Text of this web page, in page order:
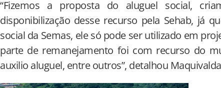
“Fizemos a proposta do aluguel social,
disponibilização desse recurso pela Sehab, já
social da Semas, ele só pode ser utilizado em
parte de remanejamento foi com recurso do
auxilio aluguel, entre outros”, detalhou